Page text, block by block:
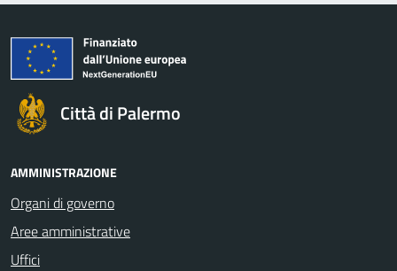
Città di Palermo
AMMINISTRAZIONE
Organi di governo
Aree amministrative
Uffici